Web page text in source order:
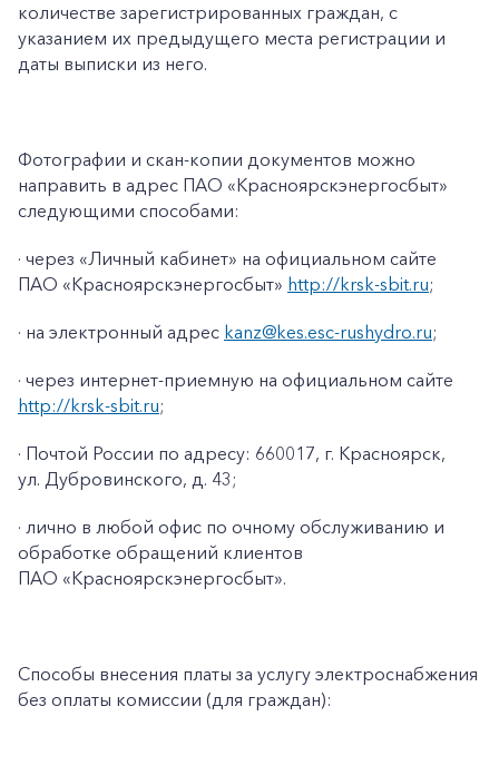
количестве зарегистрированных граждан, с
указанием их предыдущего места регистрации и
даты выписки из него.
Фотографии и скан-копии документов можно
направить в адрес ПАО «Красноярскэнергосбыт»
следующими способами:
· через «Личный кабинет» на официальном сайте
ПАО «Красноярскэнергосбыт» http://krsk-sbit.ru;
· на электронный адрес kanz@kes.esc-rushydro.ru;
· через интернет-приемную на официальном сайте
http://krsk-sbit.ru;
· Почтой России по адресу: 660017, г. Красноярск,
ул. Дубровинского, д. 43;
· лично в любой офис по очному обслуживанию и
обработке обращений клиентов
ПАО «Красноярскэнергосбыт».
Способы внесения платы за услугу электроснабжения
без оплаты комиссии (для граждан):